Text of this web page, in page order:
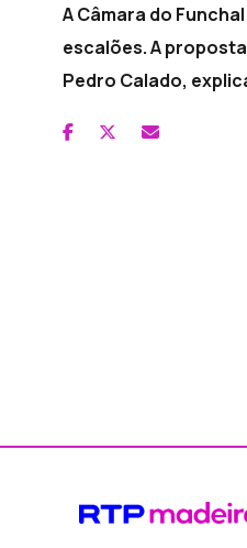
A Câmara do
escalões. A
Pedro Calado,